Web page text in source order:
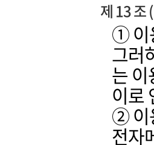
제 13 조
① 이
그러
는
이로
② 이
전자